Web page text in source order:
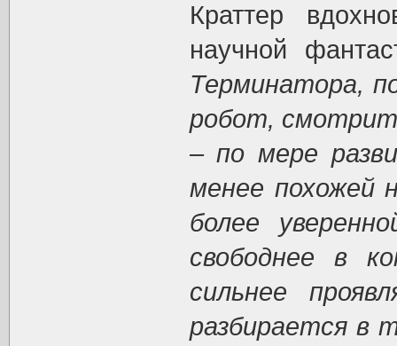
Краттер
научной
Терминатора,
робот, смотрит
– по мере
менее похожей
более
свободнее в
сильнее
разбирается в